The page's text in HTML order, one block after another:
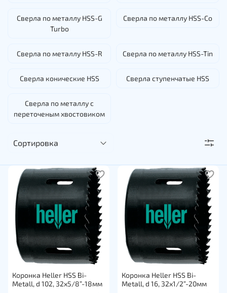
Сверла по металлу HSS-G
Turbo
Сверла по металлу HSS-Co
Сверла по металлу HSS-R Сверла по металлу HSS-Tin
Сверла конические HSS Сверла ступенчатые HSS
Сверла по металлу с
переточеным хвостовиком
Коронка Heller HSS Bi-
Metall, d 102, 32х5/8”-18мм
Коронка Heller HSS Bi-
Metall, d 16, 32х1/2”-20мм